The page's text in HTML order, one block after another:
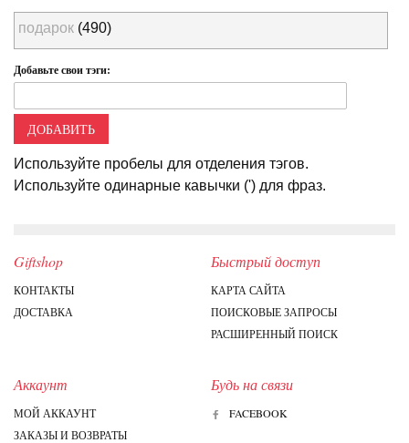
подарок (490)
Добавьте свои тэги:
ДОБАВИТЬ
Используйте пробелы для отделения тэгов.
Используйте одинарные кавычки (') для фраз.
Giftshop
КОНТАКТЫ
ДОСТАВКА
Быстрый доступ
КАРТА САЙТА
ПОИСКОВЫЕ ЗАПРОСЫ
РАСШИРЕННЫЙ ПОИСК
Аккаунт
МОЙ АККАУНТ
ЗАКАЗЫ И ВОЗВРАТЫ
Будь на связи
FACEBOOK